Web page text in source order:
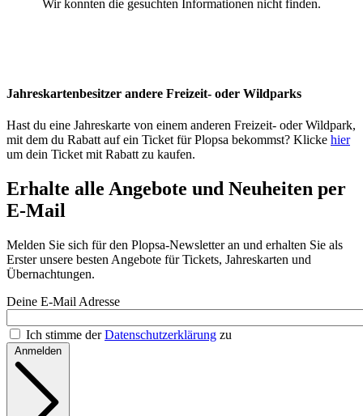
Jahreskartenbesitzer andere Freizeit- oder Wildparks
Hast du eine Jahreskarte von einem anderen Freizeit- oder Wildpark,
mit dem du Rabatt auf ein Ticket für Plopsa bekommst? Klicke hier
um dein Ticket mit Rabatt zu kaufen.
Erhalte alle Angebote und Neuheiten per
E-Mail
Melden Sie sich für den Plopsa-Newsletter an und erhalten Sie als
Erster unsere besten Angebote für Tickets, Jahreskarten und
Übernachtungen.
Deine E-Mail Adresse
Ich stimme derDatenschutzerklärung zu
Anmelden